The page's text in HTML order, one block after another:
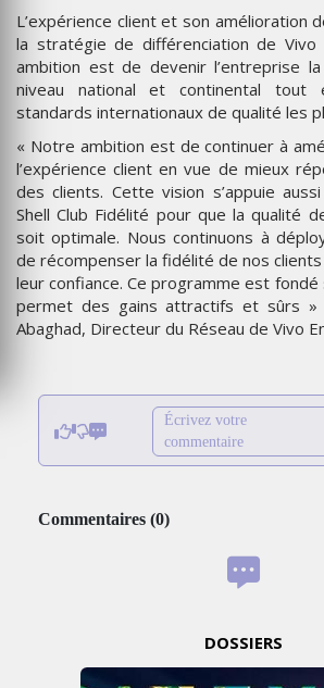
L’expérience client et son amélioration
la stratégie de différenciation de Vivo
ambition est de devenir l’entreprise
niveau national et continental tout
standards internationaux de qualité les
« Notre ambition est de continuer à
l’expérience client en vue de mieux
des clients. Cette vision s’appuie
Shell Club Fidélité pour que la qualité
soit optimale. Nous continuons à
de récompenser la fidélité de nos
leur confiance. Ce programme est
permet des gains attractifs et sûrs »
Abaghad, Directeur du Réseau de Vivo
Écrivez votre
commentaire
Commentaires (0)
DOSSIERS